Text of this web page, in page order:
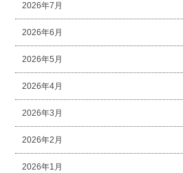
2026年7月
2026年6月
2026年5月
2026年4月
2026年3月
2026年2月
2026年1月